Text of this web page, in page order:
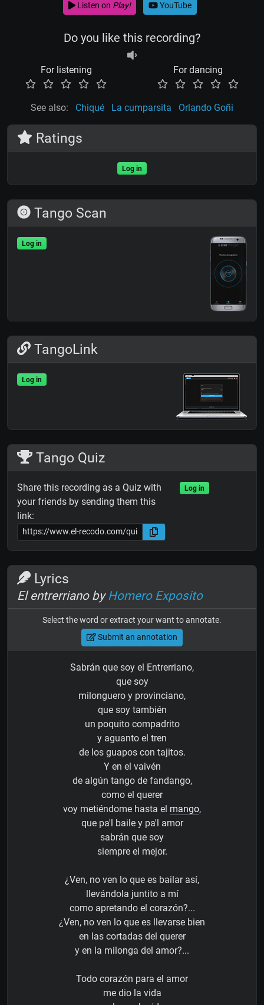
Listen on Play! YouTube
Do you like this recording?
For listening For dancing
See also: Chiqué La cumparsita Orlando Goñi
Ratings
Log in
Tango Scan
Log in
TangoLink
Log in
Tango Quiz
Share this recording as a Quiz with
your friends by sending them this
link:
Log in
Lyrics
El entrerriano by Homero Exposito
Select the word or extract your want to annotate.
Submit an annotation
Sabrán que soy el Entrerriano,
que soy
milonguero y provinciano,
que soy también
un poquito compadrito
y aguanto el tren
de los guapos con tajitos.
Y en el vaivén
de algún tango de fandango,
como el querer
voy metiéndome hasta el mango,
que pa'l baile y pa'l amor
sabrán que soy
siempre el mejor.
¿Ven, no ven lo que es bailar así,
llevándola juntito a mí
como apretando el corazón?...
¿Ven, no ven lo que es llevarse bien
en las cortadas del querer
y en la milonga del amor?...
Todo corazón para el amor
me dio la vida